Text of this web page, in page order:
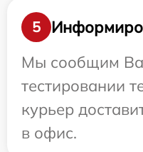
5
Мы сообщим
тестировании
курьер
в офис.